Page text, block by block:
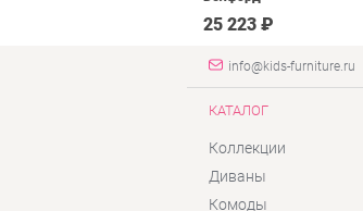
25 223 ₽
info@kids-furniture.ru
КАТАЛОГ
Коллекции
Диваны
Комоды